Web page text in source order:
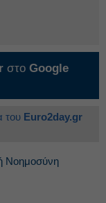
στο Google
του Euro2day.gr
Νοημοσύνη